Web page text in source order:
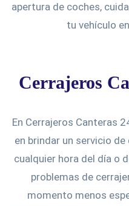
apertura de coches,
tu vehículo
Cerrajeros
En Cerrajeros Canteras
en brindar un servicio
cualquier hora del día o
problemas de
momento menos